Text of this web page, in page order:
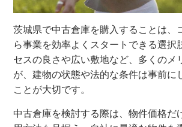
茨城県で中古倉庫を購入することは、
ら事業を効率よくスタートできる選択
セスの良さや広い敷地など、多くのメ
が、建物の状態や法的な条件は事前に
ことが大切です。
中古倉庫を検討する際は、物件価格だ